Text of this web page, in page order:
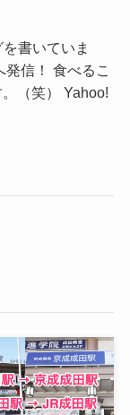
書いていま
信！ 食べるこ
（笑） Yahoo!